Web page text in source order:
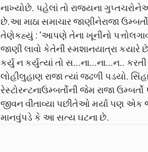
નાખ્યોછે. પહેલાં તો રાજ્યના
છે.આ માઠા સમાચાર જાણીનેરાજા
તેણેકહ્યું : ‘આપણે તેના ખૂનીનો
જાણી લાવો કેતેની સ્મશાનયાત્રા
કર્યુ ન કર્યુત્યાં તો સ...ના...ના...ન..
લોહીલુહાણ રાજા ત્યાં જઢળી પડયો.
રેસ્ટોરન્ટનાઉમ્બર્તોની જેમ રાજા
જીવન વીતાવ્યા પછીતેઓ મર્યા પણ
માનવુંપડે કે આ સત્ય ઘટના છે.